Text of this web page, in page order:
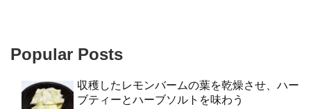
Popular Posts
収穫したレモンバームの葉を乾燥させ、ハー
ブティーとハーブソルトを味わう